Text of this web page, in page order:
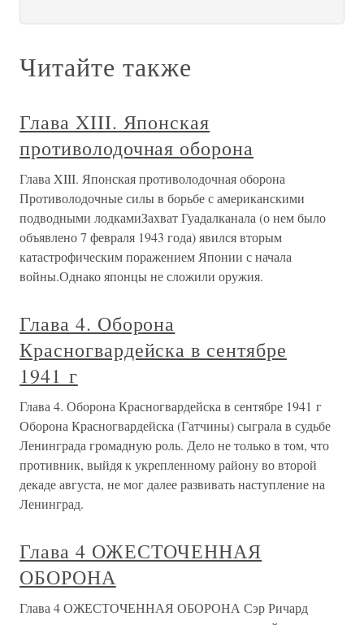
Читайте также
Глава XIII. Японская
противолодочная оборона
Глава XIII. Японская противолодочная оборона
Противолодочные силы в борьбе с американскими
подводными лодкамиЗахват Гуадалканала (о нем было
объявлено 7 февраля 1943 года) явился вторым
катастрофическим поражением Японии с начала
войны.Однако японцы не сложили оружия.
Глава 4. Оборона
Красногвардейска в сентябре
1941 г
Глава 4. Оборона Красногвардейска в сентябре 1941 г
Оборона Красногвардейска (Гатчины) сыграла в судьбе
Ленинграда громадную роль. Дело не только в том, что
противник, выйдя к укрепленному району во второй
декаде августа, не мог далее развивать наступление на
Ленинград.
Глава 4 ОЖЕСТОЧЕННАЯ
ОБОРОНА
Глава 4 ОЖЕСТОЧЕННАЯ ОБОРОНА Сэр Ричард